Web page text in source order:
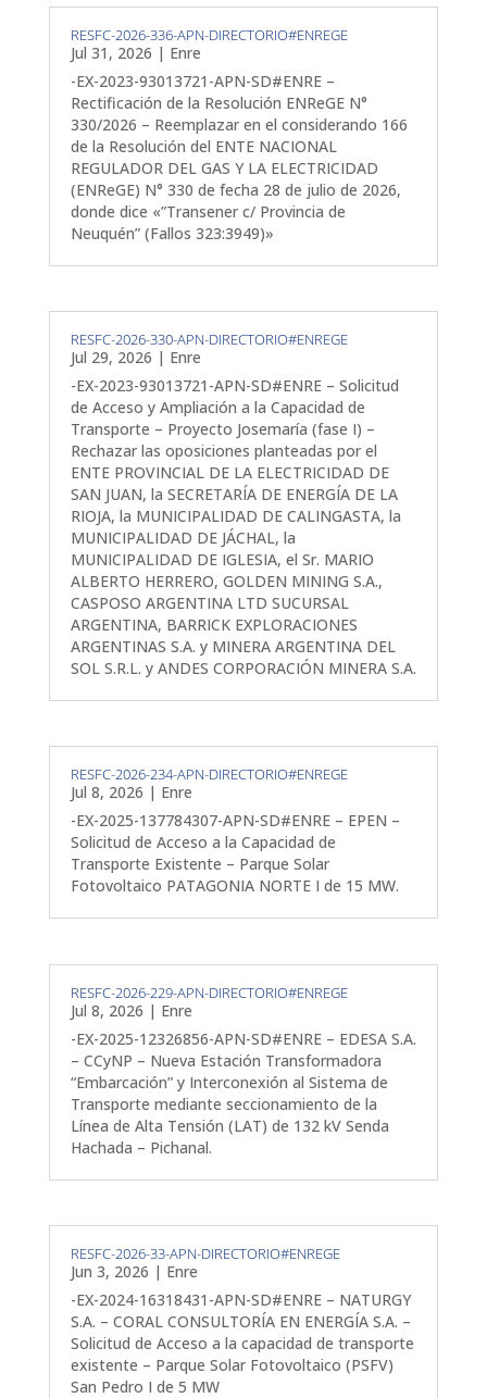
RESFC-2026-336-APN-DIRECTORIO#ENREGE
Jul 31, 2026 | Enre
-EX-2023-93013721-APN-SD#ENRE –
Rectificación de la Resolución ENReGE N°
330/2026 – Reemplazar en el considerando 166
de la Resolución del ENTE NACIONAL
REGULADOR DEL GAS Y LA ELECTRICIDAD
(ENReGE) N° 330 de fecha 28 de julio de 2026,
donde dice «”Transener c/ Provincia de
Neuquén” (Fallos 323:3949)»
RESFC-2026-330-APN-DIRECTORIO#ENREGE
Jul 29, 2026 | Enre
-EX-2023-93013721-APN-SD#ENRE – Solicitud
de Acceso y Ampliación a la Capacidad de
Transporte – Proyecto Josemaría (fase I) –
Rechazar las oposiciones planteadas por el
ENTE PROVINCIAL DE LA ELECTRICIDAD DE
SAN JUAN, la SECRETARÍA DE ENERGÍA DE LA
RIOJA, la MUNICIPALIDAD DE CALINGASTA, la
MUNICIPALIDAD DE JÁCHAL, la
MUNICIPALIDAD DE IGLESIA, el Sr. MARIO
ALBERTO HERRERO, GOLDEN MINING S.A.,
CASPOSO ARGENTINA LTD SUCURSAL
ARGENTINA, BARRICK EXPLORACIONES
ARGENTINAS S.A. y MINERA ARGENTINA DEL
SOL S.R.L. y ANDES CORPORACIÓN MINERA S.A.
RESFC-2026-234-APN-DIRECTORIO#ENREGE
Jul 8, 2026 | Enre
-EX-2025-137784307-APN-SD#ENRE – EPEN –
Solicitud de Acceso a la Capacidad de
Transporte Existente – Parque Solar
Fotovoltaico PATAGONIA NORTE I de 15 MW.
RESFC-2026-229-APN-DIRECTORIO#ENREGE
Jul 8, 2026 | Enre
-EX-2025-12326856-APN-SD#ENRE – EDESA S.A.
– CCyNP – Nueva Estación Transformadora
“Embarcación” y Interconexión al Sistema de
Transporte mediante seccionamiento de la
Línea de Alta Tensión (LAT) de 132 kV Senda
Hachada – Pichanal.
RESFC-2026-33-APN-DIRECTORIO#ENREGE
Jun 3, 2026 | Enre
-EX-2024-16318431-APN-SD#ENRE – NATURGY
S.A. – CORAL CONSULTORÍA EN ENERGÍA S.A. –
Solicitud de Acceso a la capacidad de transporte
existente – Parque Solar Fotovoltaico (PSFV)
San Pedro I de 5 MW